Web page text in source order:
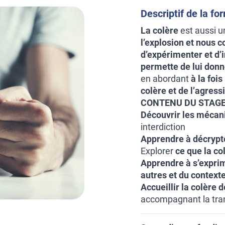
Descriptif de la
La colèreest aussi
l’explosion et nous
d’expérimenter et
permette de lui
en abordantà la fois
colère et de
CONTENU DU
Découvrir les
interdiction
Apprendre à
Explorerce que la
Apprendre à
autres et du
Accueillir la colère
accompagnant la